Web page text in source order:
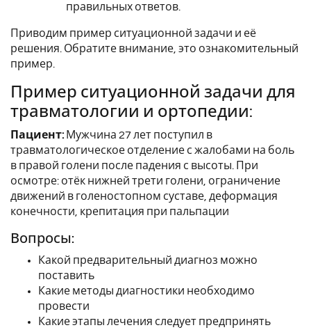
правильных ответов.
Приводим пример ситуационной задачи и её
решения. Обратите внимание, это ознакомительный
пример.
Пример ситуационной задачи для
травматологии и ортопедии:
Пациент: Мужчина 27 лет поступил в
травматологическое отделение с жалобами на боль
в правой голени после падения с высоты. При
осмотре: отёк нижней трети голени, ограничение
движений в голеностопном суставе, деформация
конечности, крепитация при пальпации
Вопросы:
Какой предварительный диагноз можно
поставить
Какие методы диагностики необходимо
провести
Какие этапы лечения следует предпринять